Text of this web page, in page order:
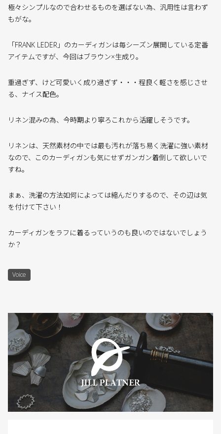
極々シンプルなので合わせるものを選ばない為、汎用性は言わず
もがな。
「FRANK LEDER」のカーディガンは毎シーズン展開している定番
アイテムですが、今回はブラウン×生成り。
重過ぎず、けど可愛いく成り過ぎず・・・程良く軽さを感じさせ
る、ナイス配色。
リネン混みの為、今時期より寧ろこれから活躍しそうです。
リネンは、天然素材の中では最も汚れが落ち易く洗濯に強い素材
なので、このカーディガンも気にせずガンガン着倒して欲しいで
すね。
まぁ、洗濯の方法如何によっては縮んだりするので、その辺は気
を付けて下さい！
カーディガンをラフに着るっていうのも良いのではないでしょう
か？
Voice